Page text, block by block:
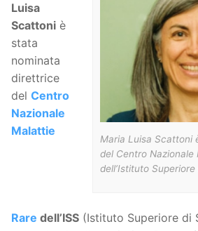
Maria Luisa Scattoni
del Centro Nazionale
dell’Istituto Superiore
Luisa
Scattoni è
stata
nominata
direttrice
del Centro
Nazionale
Malattie
Rare dell’ISS (Istituto Superiore di